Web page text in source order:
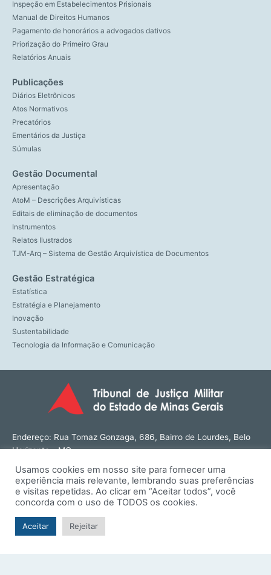
Inspeção em Estabelecimentos Prisionais
Manual de Direitos Humanos
Pagamento de honorários a advogados dativos
Priorização do Primeiro Grau
Relatórios Anuais
Publicações
Diários Eletrônicos
Atos Normativos
Precatórios
Ementários da Justiça
Súmulas
Gestão Documental
Apresentação
AtoM – Descrições Arquivísticas
Editais de eliminação de documentos
Instrumentos
Relatos Ilustrados
TJM-Arq – Sistema de Gestão Arquivística de Documentos
Gestão Estratégica
Estatística
Estratégia e Planejamento
Inovação
Sustentabilidade
Tecnologia da Informação e Comunicação
Endereço: Rua Tomaz Gonzaga, 686, Bairro de Lourdes, Belo
Horizonte - MG
Tel: (31) 3274-1566
Contato: ouvidoria@tjmmg.jus.br
Funcionamento: Segunda a Sexta, das 8h às 18h
Usamos cookies em nosso site para fornecer uma
experiência mais relevante, lembrando suas preferências
e visitas repetidas. Ao clicar em “Aceitar todos”, você
concorda com o uso de TODOS os cookies.
Aceitar Rejeitar